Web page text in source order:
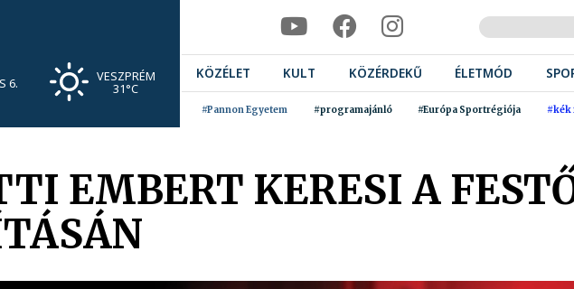
6. VESZPRÉM
31°C
KÖZÉLET KULT KÖZÉRDEKŰ ÉLETMÓD
#Pannon Egyetem #programajánló #Európa Sportrégiója #kék
EMBERT KERESI A